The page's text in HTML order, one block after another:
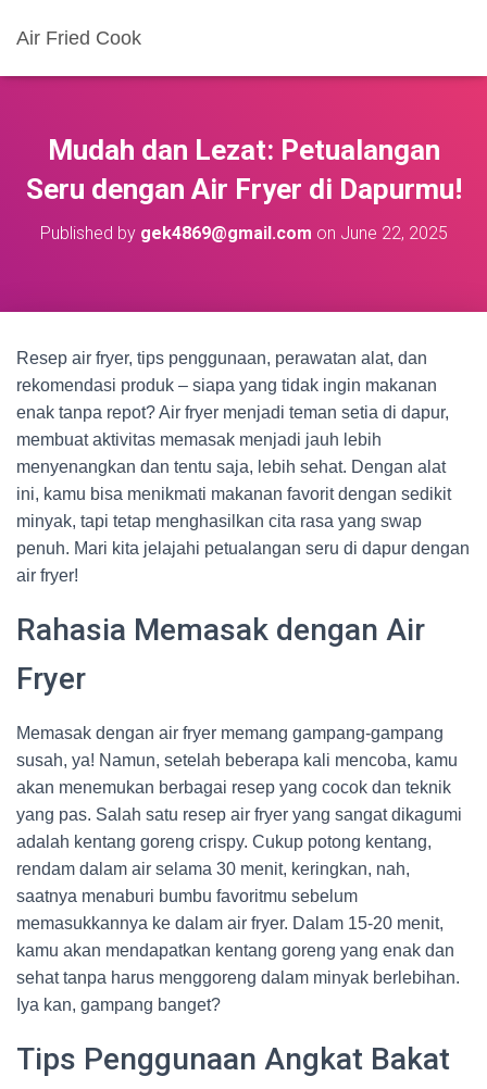
Air Fried Cook
Mudah dan Lezat: Petualangan
Seru dengan Air Fryer di Dapurmu!
Published by gek4869@gmail.com on June 22, 2025
Resep air fryer, tips penggunaan, perawatan alat, dan
rekomendasi produk – siapa yang tidak ingin makanan
enak tanpa repot? Air fryer menjadi teman setia di dapur,
membuat aktivitas memasak menjadi jauh lebih
menyenangkan dan tentu saja, lebih sehat. Dengan alat
ini, kamu bisa menikmati makanan favorit dengan sedikit
minyak, tapi tetap menghasilkan cita rasa yang swap
penuh. Mari kita jelajahi petualangan seru di dapur dengan
air fryer!
Rahasia Memasak dengan Air
Fryer
Memasak dengan air fryer memang gampang-gampang
susah, ya! Namun, setelah beberapa kali mencoba, kamu
akan menemukan berbagai resep yang cocok dan teknik
yang pas. Salah satu resep air fryer yang sangat dikagumi
adalah kentang goreng crispy. Cukup potong kentang,
rendam dalam air selama 30 menit, keringkan, nah,
saatnya menaburi bumbu favoritmu sebelum
memasukkannya ke dalam air fryer. Dalam 15-20 menit,
kamu akan mendapatkan kentang goreng yang enak dan
sehat tanpa harus menggoreng dalam minyak berlebihan.
Iya kan, gampang banget?
Tips Penggunaan Angkat Bakat